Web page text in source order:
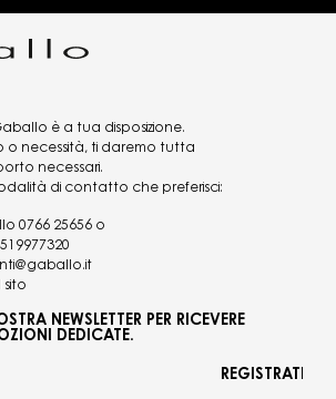
è a tua disposizione.
o necessità, ti daremo tutta
necessari.
di contatto che preferisci:
0766 25656 o
sito
NEWSLETTER PER RICEVERE
DEDICATE.
REGISTRATI